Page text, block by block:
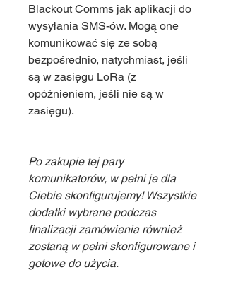
Blackout Comms jak aplikacji do
wysyłania SMS-ów. Mogą one
komunikować się ze sobą
bezpośrednio, natychmiast, jeśli
są w zasięgu LoRa (z
opóźnieniem, jeśli nie są w
zasięgu).
Po zakupie tej pary
komunikatorów, w pełni je dla
Ciebie skonfigurujemy! Wszystkie
dodatki wybrane podczas
finalizacji zamówienia również
zostaną w pełni skonfigurowane i
gotowe do użycia.